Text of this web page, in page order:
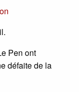
Pen ont
défaite de la